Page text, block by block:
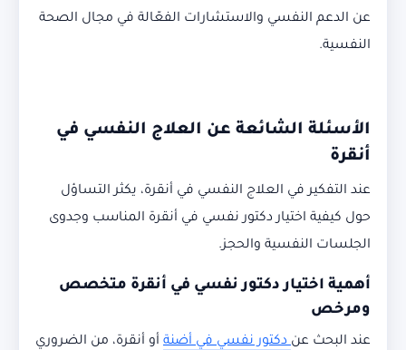
عن الدعم النفسي والاستشارات الفعّالة في مجال الصحة
النفسية.
الأسئلة الشائعة عن العلاج النفسي في
أنقرة
عند التفكير في العلاج النفسي في أنقرة، يكثر التساؤل
حول كيفية اختيار دكتور نفسي في أنقرة المناسب وجدوى
الجلسات النفسية والحجز.
أهمية اختيار دكتور نفسي في أنقرة متخصص
ومرخص
عند البحث عندكتور نفسي في أضنة أو أنقرة، من الضروري